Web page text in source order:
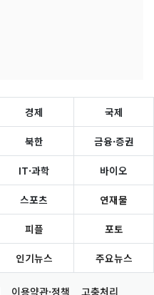
경제 국제
북한 금융·증권
IT·과학 바이오
스포츠 연재물
피플 포토
인기뉴스 주요뉴스
이용약관·정책 고충처리